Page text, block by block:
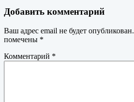
Добавить комментарий
Ваш адрес email не будет опубликован.
помечены *
Комментарий *